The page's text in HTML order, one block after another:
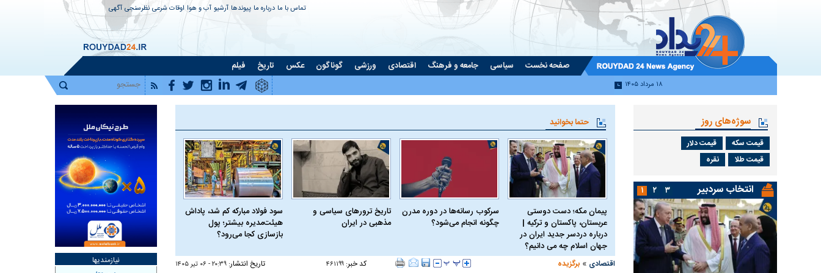
تماس با ما درباره ما پیوندها آرشیو آب و هوا اوقات شرعی نظرسنجی آگهی
صفحه نخست سیاسی جامعه و فرهنگ اقتصادی ورزشی گوناگون عکس تاریخ فیلم
۱۸ مرداد ۱۴۰۵
حتما بخوانید
پیمان مکه؛ دست دوستی
عربستان، پاکستان و ترکیه |
درباره دردسر جدید ایران در
جهان اسلام چه می دانیم؟
سرکوب رسانه‌ها در دوره مدرن
چگونه انجام می‌شود؟
تاریخ ترورهای سیاسی و
مذهبی در ایران
سود فولاد مبارکه کم شد، پاداش
هیئت‌مدیره بیشتر؛ پول
بازسازی کجا می‌رود؟
اقتصادی » برگزیده کد خبر: ۴۶۱۱۹۹ تاریخ انتشار: ۲۰:۳۹ - ۰۶ تير ۱۴۰۵
سوژه‌های روز
قیمت سکه
قیمت دلار
قیمت طلا
نقره
انتخاب سردبیر ۱ ۲ ۳
نیازمندیها